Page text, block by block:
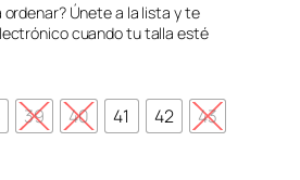
Únete a la lista y te
cuando tu talla esté
39 40 41 42 43